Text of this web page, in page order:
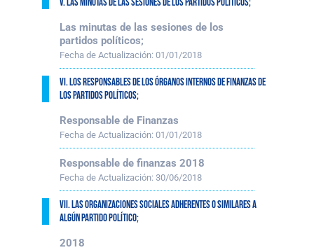
Las minutas de las sesiones de los
partidos políticos;
Fecha de Actualización: 01/01/2018
VI. Los responsables de los órganos internos de finanzas de
los partidos políticos;
Responsable de Finanzas
Fecha de Actualización: 01/01/2018
Responsable de finanzas 2018
Fecha de Actualización: 30/06/2018
VII. Las organizaciones sociales adherentes o similares a
algún partido político;
2018